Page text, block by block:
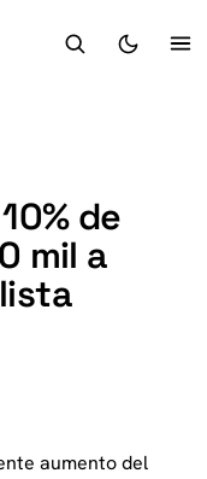
de
mil a
aumento del